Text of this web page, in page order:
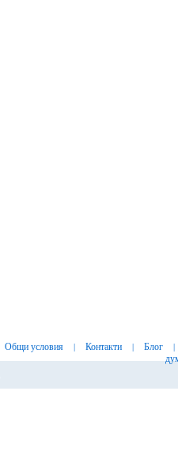
Общи условия | Контакти | Блог |